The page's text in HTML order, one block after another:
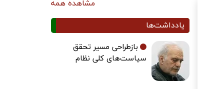
مشاهده همه
یادداشت‌ها
بازطراحی مسیر تحقق
سیاست‌های کلی نظام